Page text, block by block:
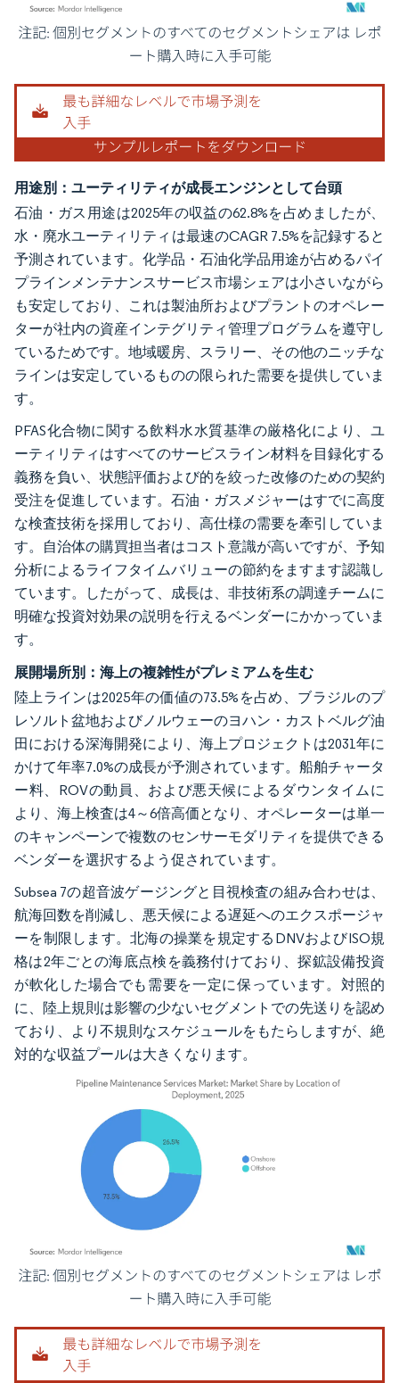
画像 © Mordor Intelligence。再利用にはCC BY 4.0の表示が必要です。
用途別：ユーティリティが成長エンジンとして台頭
石油・ガス用途は2025年の収益の62.8%を占めましたが、
水・廃水ユーティリティは最速のCAGR 7.5%を記録すると
予測されています。化学品・石油化学品用途が占めるパイ
プラインメンテナンスサービス市場シェアは小さいながら
も安定しており、これは製油所およびプラントのオペレー
ターが社内の資産インテグリティ管理プログラムを遵守し
ているためです。地域暖房、スラリー、その他のニッチな
ラインは安定しているものの限られた需要を提供していま
す。
PFAS化合物に関する飲料水水質基準の厳格化により、ユ
ーティリティはすべてのサービスライン材料を目録化する
義務を負い、状態評価および的を絞った改修のための契約
受注を促進しています。石油・ガスメジャーはすでに高度
な検査技術を採用しており、高仕様の需要を牽引していま
す。自治体の購買担当者はコスト意識が高いですが、予知
分析によるライフタイムバリューの節約をますます認識し
ています。したがって、成長は、非技術系の調達チームに
明確な投資対効果の説明を行えるベンダーにかかっていま
す。
展開場所別：海上の複雑性がプレミアムを生む
陸上ラインは2025年の価値の73.5%を占め、ブラジルのプ
レソルト盆地およびノルウェーのヨハン・カストベルグ油
田における深海開発により、海上プロジェクトは2031年に
かけて年率7.0%の成長が予測されています。船舶チャータ
ー料、ROVの動員、および悪天候によるダウンタイムに
より、海上検査は4～6倍高価となり、オペレーターは単一
のキャンペーンで複数のセンサーモダリティを提供できる
ベンダーを選択するよう促されています。
Subsea 7の超音波ゲージングと目視検査の組み合わせは、
航海回数を削減し、悪天候による遅延へのエクスポージャ
ーを制限します。北海の操業を規定するDNVおよびISO規
格は2年ごとの海底点検を義務付けており、探鉱設備投資
が軟化した場合でも需要を一定に保っています。対照的
に、陸上規則は影響の少ないセグメントでの先送りを認め
ており、より不規則なスケジュールをもたらしますが、絶
対的な収益プールは大きくなります。
画像 © Mordor Intelligence。再利用にはCC BY 4.0の表示が必要です。